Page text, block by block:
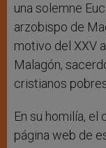
una solemne
arzobispo de
motivo del XXV
Malagón,
cristianos
En su homilía,
página web de